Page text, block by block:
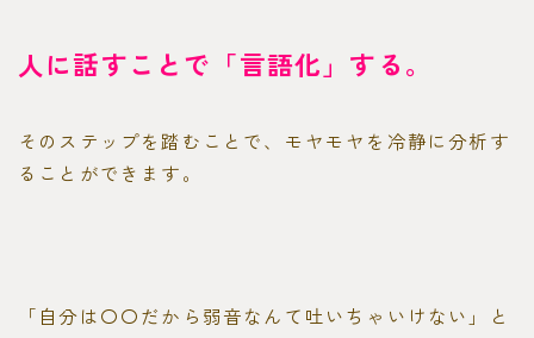
人に話すことで「言語化」する。
そのステップを踏むことで、モヤモヤを冷静に分析す
ることができます。
「自分は〇〇だから弱音なんて吐いちゃいけない」と